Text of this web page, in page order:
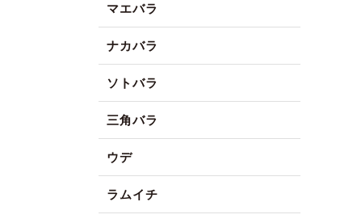
マエバラ
ナカバラ
ソトバラ
三角バラ
ウデ
ラムイチ